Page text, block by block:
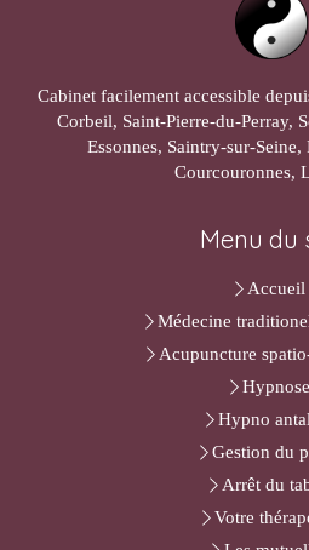
Cabinet facilement accessible
Corbeil, Saint-Pierre-du-Perray,
Essonnes, Saintry-sur-Seine,
Courcouronnes,
Menu du
Accueil
Médecine
Acupuncture
Hypnose
Hypno
Gestion du
Arrêt du
Votre